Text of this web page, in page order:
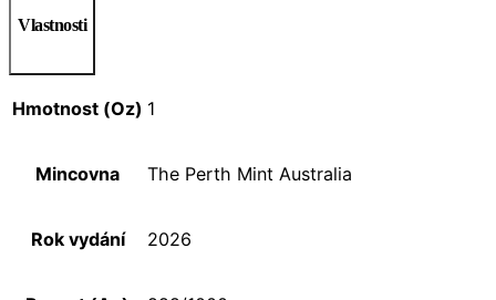
Vlastnosti
Hmotnost (Oz) 1
Mincovna The Perth Mint Australia
Rok vydání 2026